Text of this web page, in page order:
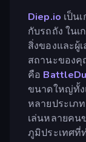
Diep.io เป็น
กับรถถัง ใน
สิ่งของและผู้
สถานะของคุ
คือ
ขนาดใหญ่ทั้ง
หลายประเภ
เล่นหลายค
ภูมิประเทศที่